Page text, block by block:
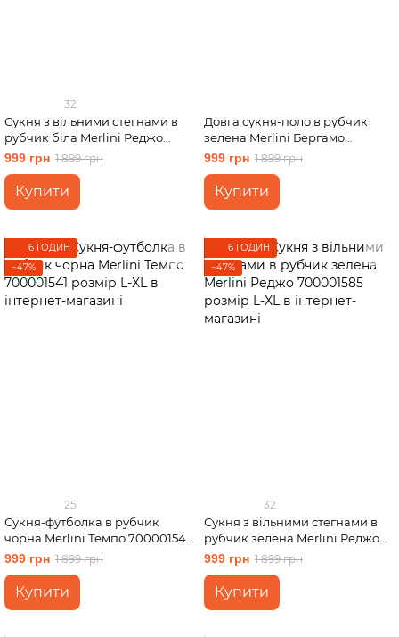
32
Сукня з вільними стегнами в
рубчик біла Merlini Реджо
700001589 розмір 2XL-3XL
999 грн 1 899 грн
Купити
Довга сукня-поло в рубчик
зелена Merlini Бергамо
700002245 розмір L-XL
999 грн 1 899 грн
Купити
6 ГОДИН
−47%
25
Сукня-футболка в рубчик
чорна Merlini Темпо 700001541
розмір L-XL
999 грн 1 899 грн
Купити
6 ГОДИН
−47%
32
Сукня з вільними стегнами в
рубчик зелена Merlini Реджо
700001585 розмір L-XL
999 грн 1 899 грн
Купити